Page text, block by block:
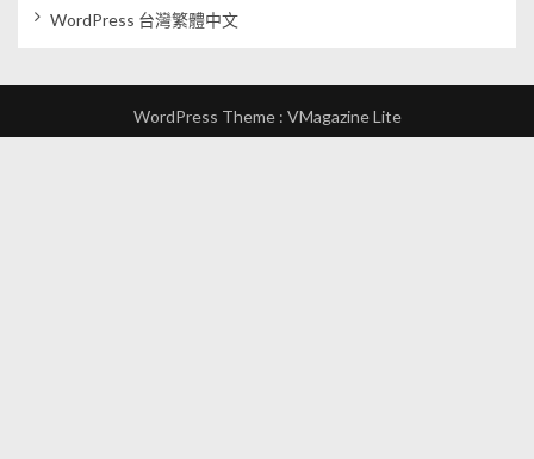
WordPress 台灣繁體中文
WordPress Theme : VMagazine Lite